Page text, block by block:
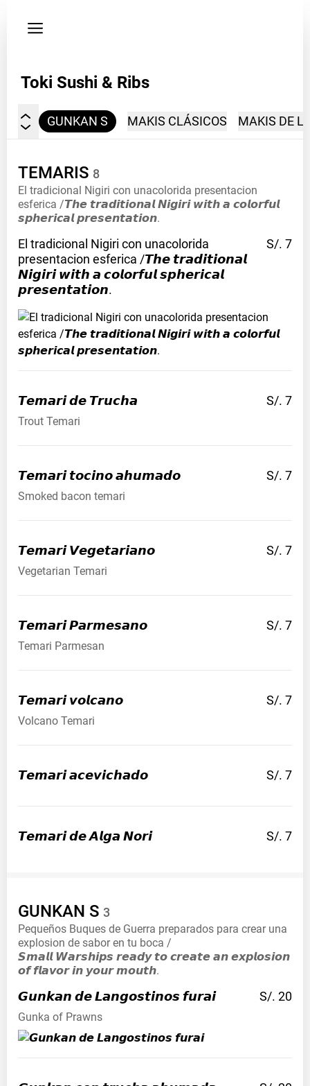
policy
+51
738
125
Toki Sushi & Ribs
GUNKAN S MAKIS CLÁSICOS MAKIS DE
TEMARIS 8
El tradicional Nigiri con unacolorida presentacion
esferica /𝙏𝙝𝙚 𝙩𝙧𝙖𝙙𝙞𝙩𝙞𝙤𝙣𝙖𝙡 𝙉𝙞𝙜𝙞𝙧𝙞 𝙬𝙞𝙩𝙝 𝙖 𝙘𝙤𝙡𝙤𝙧𝙛𝙪𝙡
𝙨𝙥𝙝𝙚𝙧𝙞𝙘𝙖𝙡 𝙥𝙧𝙚𝙨𝙚𝙣𝙩𝙖𝙩𝙞𝙤𝙣.
El tradicional Nigiri con unacolorida
presentacion esferica /𝙏𝙝𝙚 𝙩𝙧𝙖𝙙𝙞𝙩𝙞𝙤𝙣𝙖𝙡
𝙉𝙞𝙜𝙞𝙧𝙞 𝙬𝙞𝙩𝙝 𝙖 𝙘𝙤𝙡𝙤𝙧𝙛𝙪𝙡 𝙨𝙥𝙝𝙚𝙧𝙞𝙘𝙖𝙡
𝙥𝙧𝙚𝙨𝙚𝙣𝙩𝙖𝙩𝙞𝙤𝙣.
S/. 7
𝙏𝙚𝙢𝙖𝙧𝙞 𝙙𝙚 𝙏𝙧𝙪𝙘𝙝𝙖 S/. 7
Trout Temari
𝙏𝙚𝙢𝙖𝙧𝙞 𝙩𝙤𝙘𝙞𝙣𝙤𝙖𝙝𝙪𝙢𝙖𝙙𝙤 S/. 7
Smoked bacon temari
𝙏𝙚𝙢𝙖𝙧𝙞 𝙑𝙚𝙜𝙚𝙩𝙖𝙧𝙞𝙖𝙣𝙤 S/. 7
Vegetarian Temari
𝙏𝙚𝙢𝙖𝙧𝙞𝙋𝙖𝙧𝙢𝙚𝙨𝙖𝙣𝙤 S/. 7
Temari Parmesan
𝙏𝙚𝙢𝙖𝙧𝙞 𝙫𝙤𝙡𝙘𝙖𝙣𝙤 S/. 7
Volcano Temari
𝙏𝙚𝙢𝙖𝙧𝙞𝙖𝙘𝙚𝙫𝙞𝙘𝙝𝙖𝙙𝙤 S/. 7
𝙏𝙚𝙢𝙖𝙧𝙞 𝙙𝙚 𝘼𝙡𝙜𝙖 𝙉𝙤𝙧𝙞 S/. 7
GUNKAN S 3
Pequeños Buques de Guerra preparados para crear una
explosion de sabor en tu boca /
𝙎𝙢𝙖𝙡𝙡 𝙒𝙖𝙧𝙨𝙝𝙞𝙥𝙨 𝙧𝙚𝙖𝙙𝙮 𝙩𝙤 𝙘𝙧𝙚𝙖𝙩𝙚 𝙖𝙣 𝙚𝙭𝙥𝙡𝙤𝙨𝙞𝙤𝙣
𝙤𝙛 𝙛𝙡𝙖𝙫𝙤𝙧 𝙞𝙣 𝙮𝙤𝙪𝙧 𝙢𝙤𝙪𝙩𝙝.
𝙂𝙪𝙣𝙠𝙖𝙣 𝙙𝙚 𝙇𝙖𝙣𝙜𝙤𝙨𝙩𝙞𝙣𝙤𝙨 𝙛𝙪𝙧𝙖𝙞 S/. 20
Gunka of Prawns